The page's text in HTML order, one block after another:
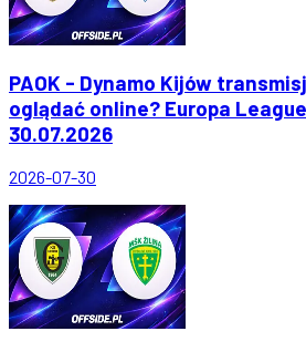
PAOK - Dynamo Kijów
oglądać online? Europa
30.07.2026
2026-07-30